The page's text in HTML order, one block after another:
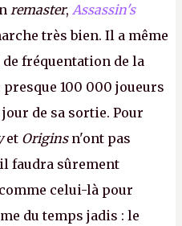
remaster, Assassin's
très bien. Il a même
fréquentation de la
100 000 joueurs
de sa sortie. Pour
et Originsn'ont pas
faudra sûrement
celui-là pour
du temps jadis : le